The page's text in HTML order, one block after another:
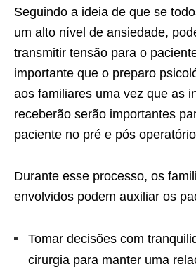
Seguindo a ideia de que se
um alto nível de ansiedade,
transmitir tensão para o
importante que o preparo
aos familiares uma vez que as
receberão serão importantes
paciente no pré e pós
Durante esse processo, os
envolvidos podem auxiliar os
Tomar decisões com
cirurgia para manter uma